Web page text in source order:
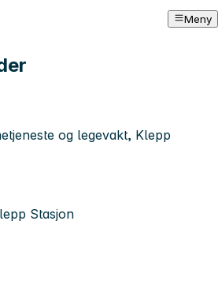
Meny
og legevakt, Klepp
Stasjon